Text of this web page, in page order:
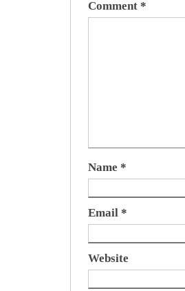
Comment *
Name *
Email *
Website